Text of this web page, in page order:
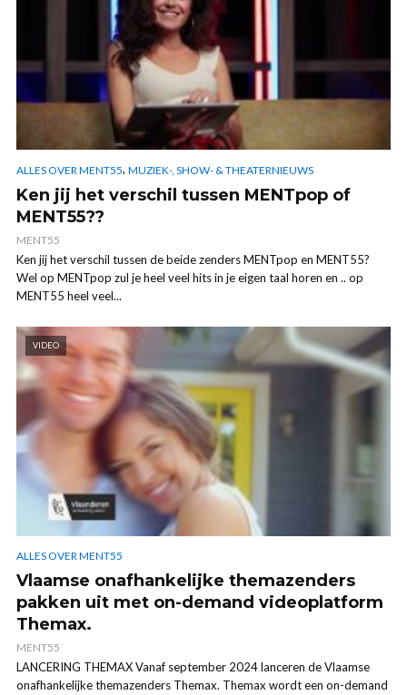
ALLES OVER MENT55, MUZIEK-, SHOW- & THEATERNIEUWS
Ken jij het verschil tussen MENTpop of
MENT55??
MENT55
Ken jij het verschil tussen de beide zenders MENTpop en MENT55?
Wel op MENTpop zul je heel veel hits in je eigen taal horen en .. op
MENT55 heel veel...
VIDEO
ALLES OVER MENT55
Vlaamse onafhankelijke themazenders
pakken uit met on-demand videoplatform
Themax.
MENT55
LANCERING THEMAX Vanaf september 2024 lanceren de Vlaamse
onafhankelijke themazenders Themax. Themax wordt een on-demand